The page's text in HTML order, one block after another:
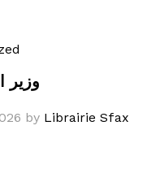
وزير
by Librairie Sfax